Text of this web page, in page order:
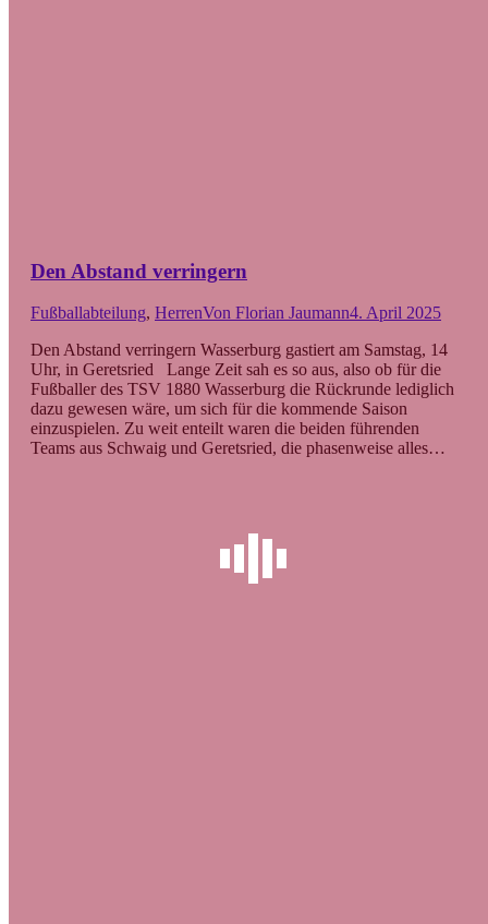
Den Abstand verringern
Fußballabteilung, HerrenVon Florian Jaumann4. April 2025
Den Abstand verringern Wasserburg gastiert am Samstag, 14
Uhr, in Geretsried Lange Zeit sah es so aus, also ob für die
Fußballer des TSV 1880 Wasserburg die Rückrunde lediglich
dazu gewesen wäre, um sich für die kommende Saison
einzuspielen. Zu weit enteilt waren die beiden führenden
Teams aus Schwaig und Geretsried, die phasenweise alles…